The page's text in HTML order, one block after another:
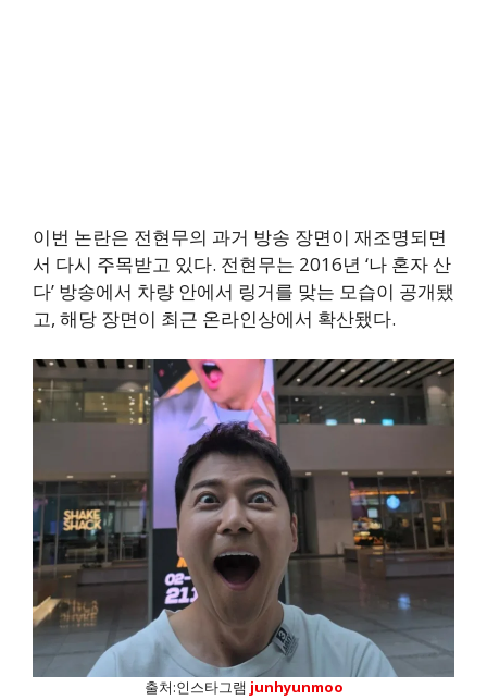
이번 논란은 전현무의 과거 방송 장면이 재조명되면
서 다시 주목받고 있다. 전현무는 2016년 ‘나 혼자 산
다’ 방송에서 차량 안에서 링거를 맞는 모습이 공개됐
고, 해당 장면이 최근 온라인상에서 확산됐다.
출처:인스타그램 junhyunmoo